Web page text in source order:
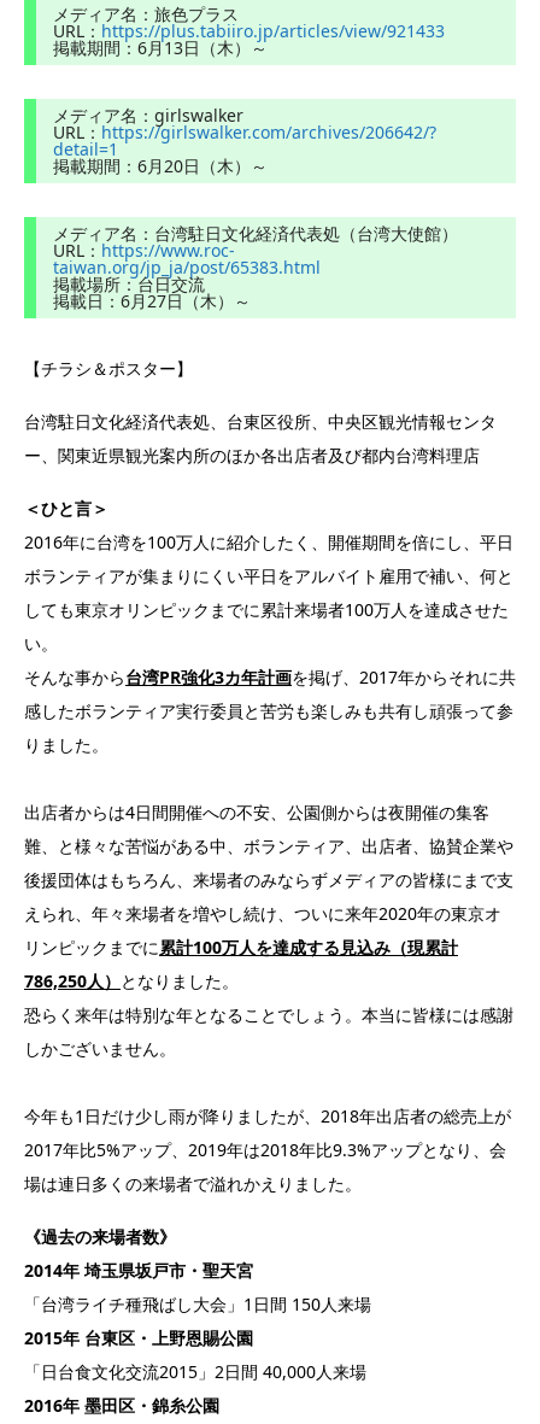
メディア名：旅色プラス
URL： https://plus.tabiiro.jp/articles/view/921433
掲載期間：6月13日（木）～
メディア名：girlswalker
URL： https://girlswalker.com/archives/206642/?
detail=1
掲載期間：6月20日（木）～
メディア名：台湾駐日文化経済代表処（台湾大使館）
URL： https://www.roc-
taiwan.org/jp_ja/post/65383.html
掲載場所：台日交流
掲載日：6月27日（木）～
【チラシ＆ポスター】
台湾駐日文化経済代表処、台東区役所、中央区観光情報センタ
ー、関東近県観光案内所のほか各出店者及び都内台湾料理店
＜ひと言＞
2016年に台湾を100万人に紹介したく、開催期間を倍にし、平日
ボランティアが集まりにくい平日をアルバイト雇用で補い、何と
しても東京オリンピックまでに累計来場者100万人を達成させた
い。
そんな事から台湾PR強化3カ年計画を掲げ、2017年からそれに共
感したボランティア実行委員と苦労も楽しみも共有し頑張って参
りました。
出店者からは4日間開催への不安、公園側からは夜開催の集客
難、と様々な苦悩がある中、ボランティア、出店者、協賛企業や
後援団体はもちろん、来場者のみならずメディアの皆様にまで支
えられ、年々来場者を増やし続け、ついに来年2020年の東京オ
リンピックまでに累計100万人を達成する見込み（現累計
786,250人） となりました。
恐らく来年は特別な年となることでしょう。本当に皆様には感謝
しかございません。
今年も1日だけ少し雨が降りましたが、2018年出店者の総売上が
2017年比5%アップ、2019年は2018年比9.3%アップとなり、会
場は連日多くの来場者で溢れかえりました。
《過去の来場者数》
2014年 埼玉県坂戸市・聖天宮
「台湾ライチ種飛ばし大会」1日間 150人来場
2015年 台東区・上野恩賜公園
「日台食文化交流2015」2日間 40,000人来場
2016年 墨田区・錦糸公園